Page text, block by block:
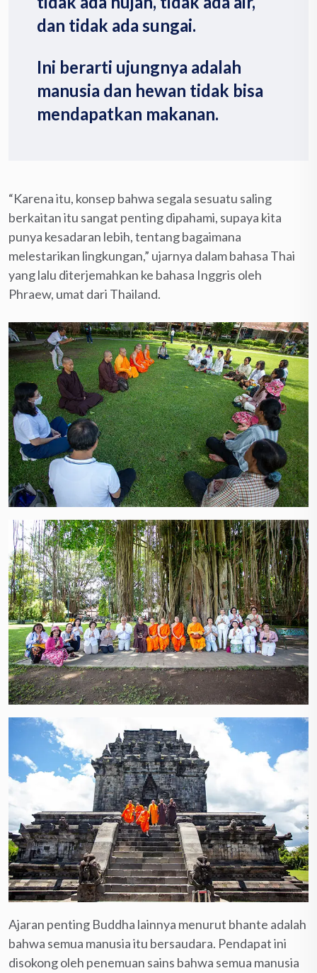
dan tidak ada sungai.
Ini berarti ujungnya adalah
manusia dan hewan tidak bisa
mendapatkan makanan.
“Karena itu, konsep bahwa segala sesuatu saling
berkaitan itu sangat penting dipahami, supaya kita
punya kesadaran lebih, tentang bagaimana
melestarikan lingkungan,” ujarnya dalam bahasa Thai
yang lalu diterjemahkan ke bahasa Inggris oleh
Phraew, umat dari Thailand.
Ajaran penting Buddha lainnya menurut bhante adalah
bahwa semua manusia itu bersaudara. Pendapat ini
disokong oleh penemuan sains bahwa semua manusia